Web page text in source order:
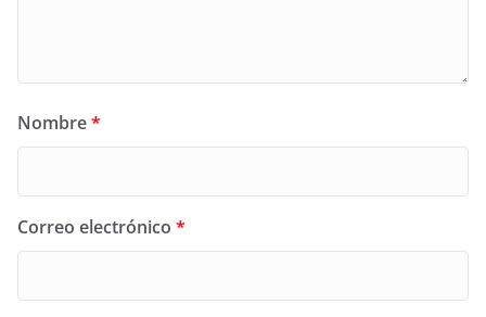
Nombre*
Correo electrónico *